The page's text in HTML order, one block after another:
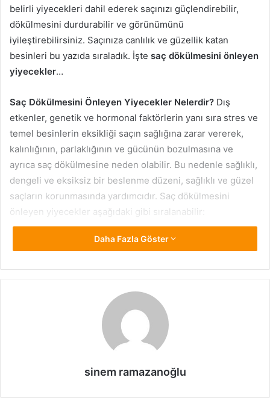
belirli yiyecekleri dahil ederek saçınızı güçlendirebilir,
dökülmesini durdurabilir ve görünümünü
iyileştirebilirsiniz. Saçınıza canlılık ve güzellik katan
besinleri bu yazıda sıraladık. İşte saç dökülmesini önleyen
yiyecekler…
Saç Dökülmesini Önleyen Yiyecekler Nelerdir? Dış
etkenler, genetik ve hormonal faktörlerin yanı sıra stres ve
temel besinlerin eksikliği saçın sağlığına zarar vererek,
kalınlığının, parlaklığının ve gücünün bozulmasına ve
ayrıca saç dökülmesine neden olabilir. Bu nedenle sağlıklı,
dengeli ve eksiksiz bir beslenme düzeni, sağlıklı ve güzel
saçların korunmasında yardımcıdır. Saç dökülmesini
önleyen yiyecekler aşağıdaki gibi sıralanabilir:
Saç derisinde sebum üretimini uyaran ve yağ bezlerinin
provitamin A bakımından zengindirler. Bunlar saç
folikülünün yağlanmasından sorumludur, böylece saç
dökülmesini önlemeye yardımcı olur.
Daha Fazla Göster
sinem ramazanoğlu